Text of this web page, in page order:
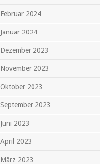
Februar 2024
Januar 2024
Dezember 2023
November 2023
Oktober 2023
September 2023
Juni 2023
April 2023
März 2023